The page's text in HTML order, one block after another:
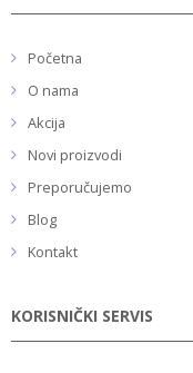
Početna
O nama
Akcija
Novi proizvodi
Preporučujemo
Blog
Kontakt
KORISNIČKI SERVIS